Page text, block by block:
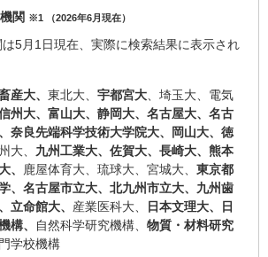
関 ※1 （2026年6月現在）
5月1日現在、実際に検索結果に表示され
産大、 東北大、 宇都宮大 、埼玉大、電気
州大、富山大、静岡大、名古屋大、名古
奈良先端科学技術大学院大、
岡山大、徳
大、 九州工業大、佐賀大、長崎大、熊本
、 鹿屋体育大、琉球大、宮城大、 東京都
、名古屋市立大、北九州市立大、九州歯
立命館大、 産業医科大、
日本文理大、日
構、
自然科学研究機構、 物質・材料研究
学校機構